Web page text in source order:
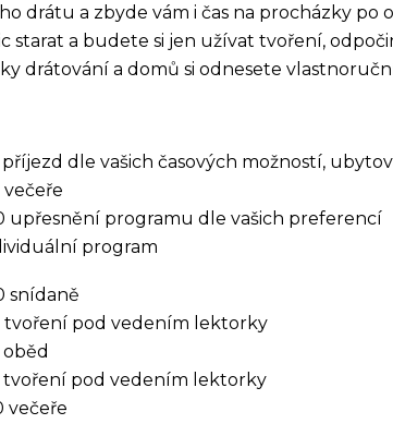
drátu a zbyde vám i čas na procházky po
starat a budete si jen užívat tvoření,
drátování a domů si odnesete
příjezd dle vašich časových možností,
večeře
upřesnění programu dle vašich preferencí
program
snídaně
tvoření pod vedením lektorky
oběd
tvoření pod vedením lektorky
večeře